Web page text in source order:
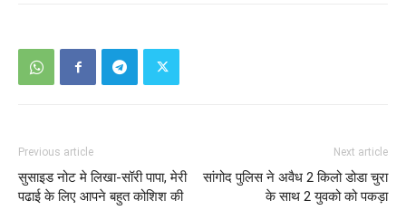
Previous article
सुसाइड नोट मे लिखा-सॉरी पापा, मेरी
पढाई के लिए आपने बहुत कोशिश की
Next article
सांगोद पुलिस ने अवैध 2 किलो डोडा चुरा
के साथ 2 युवको को पकड़ा